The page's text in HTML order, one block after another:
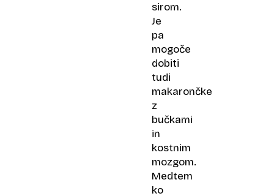
sirom.
Je
pa
mogoče
dobiti
tudi
makarončke
z
bučkami
in
kostnim
mozgom.
Medtem
ko